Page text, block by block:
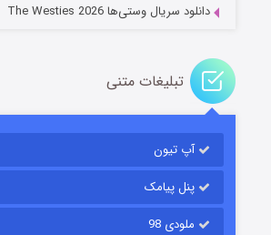
مردگان متحرک: شهر مرده ۳
دانلود سریال وستی‌ها The Westies 2026
تبلیغات متنی
آپ تیون
پنل پیامک
ملودی 98